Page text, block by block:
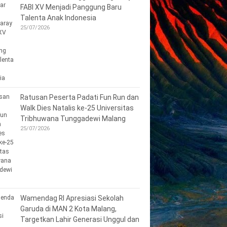
FABI XV Menjadi Panggung Baru
Talenta Anak Indonesia
25/07/2026
Ratusan Peserta Padati Fun Run dan
Walk Dies Natalis ke-25 Universitas
Tribhuwana Tunggadewi Malang
25/07/2026
Wamendag RI Apresiasi Sekolah
Garuda di MAN 2 Kota Malang,
Targetkan Lahir Generasi Unggul dan